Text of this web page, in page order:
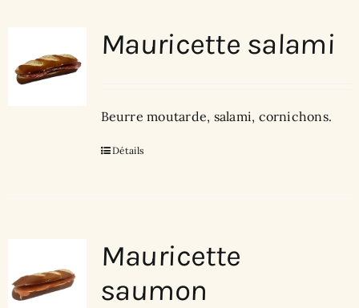
Mauricette salami
Beurre moutarde, salami, cornichons.
Détails
Mauricette
saumon